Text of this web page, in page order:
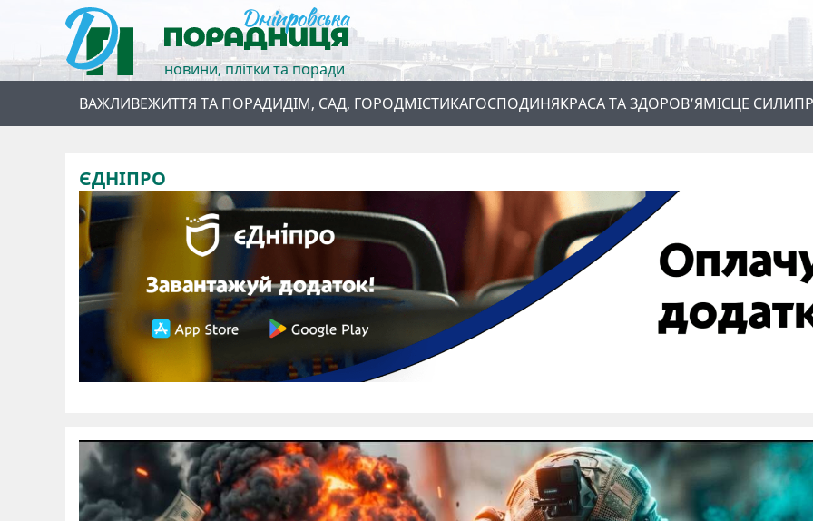
новини, плітки та поради
ВАЖЛИВЕЖИТТЯ ТА ПОРАДИДІМ, САД, ГОРОДМІСТИКАГОСПОДИНЯКРАСА ТА ЗДОРОВ’ЯМІСЦЕ СИЛИ
ЄДНІПРО